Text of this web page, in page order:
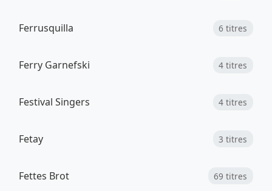
Ferrusquilla 6 titres
Ferry Garnefski 4 titres
Festival Singers 4 titres
Fetay 3 titres
Fettes Brot 69 titres